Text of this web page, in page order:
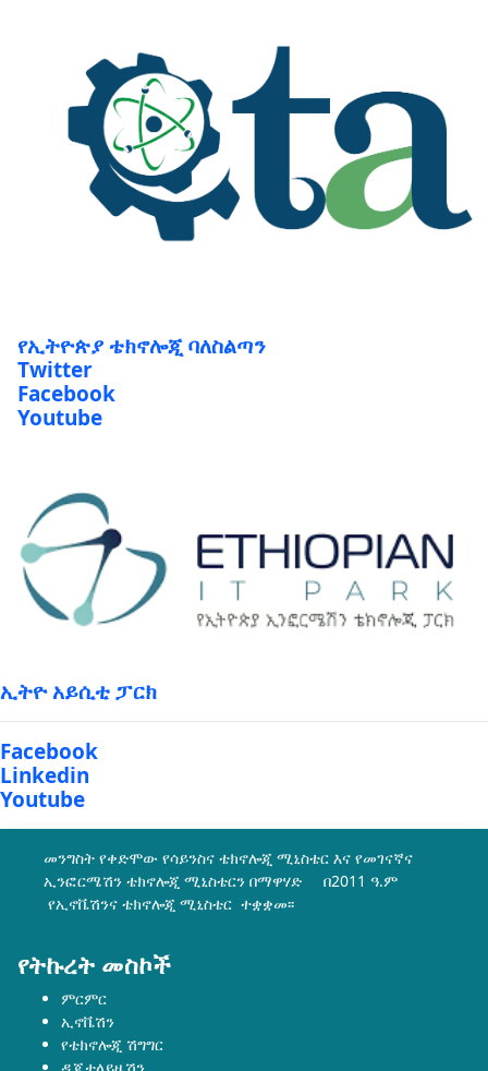
የኢትዮጵያ ቴክኖሎጂ ባለስልጣን
Twitter
Facebook
Youtube
ኢትዮ አይሲቲ ፓርክ
Facebook
Linkedin
Youtube
መንግስት የቀድሞው የሳይንስና ቴክኖሎጂ ሚኒስቴር እና የመገናኛና
ኢንፎርሜሽን ቴክኖሎጂ ሚኒስቴርን በማዋሃድ በ2011 ዓ.ም
የኢኖቬሽንና ቴክኖሎጂ ሚኒስቴር ተቋቋመ፡፡
የትኩረት መስኮች
ምርምር
ኢኖቬሽን
የቴክኖሎጂ ሽግግር